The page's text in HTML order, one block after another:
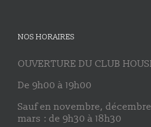
NOS HORAIRES
OUVERTURE DU CLUB
De 9h00 à 19h00
Sauf en novembre,
mars : de 9h30 à 18h30